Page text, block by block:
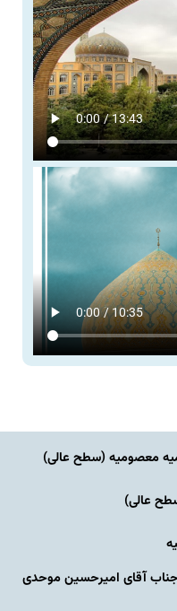
معصومیه‌ (سطح عالی)
عالی)
آقای امیرحسین موحدی